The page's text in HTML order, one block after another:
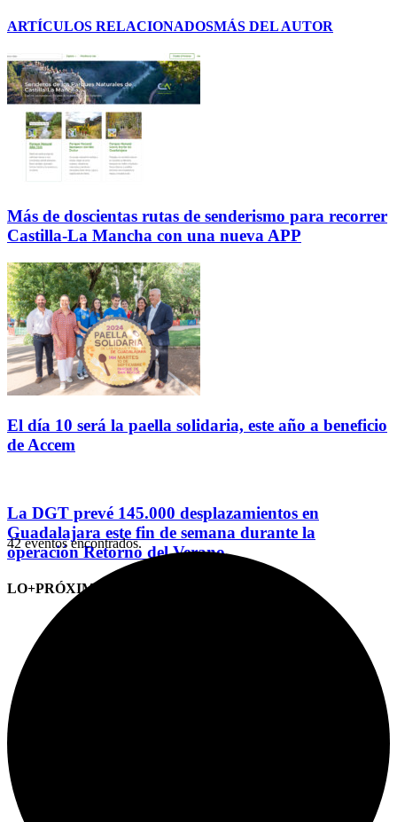
ARTÍCULOS RELACIONADOSMÁS DEL AUTOR
Más de doscientas rutas de senderismo para recorrer
Castilla-La Mancha con una nueva APP
El día 10 será la paella solidaria, este año a beneficio
de Accem
La DGT prevé 145.000 desplazamientos en
Guadalajara este fin de semana durante la
operación Retorno del Verano
LO+PRÓXIMO (CITAS)
42 eventos encontrados.